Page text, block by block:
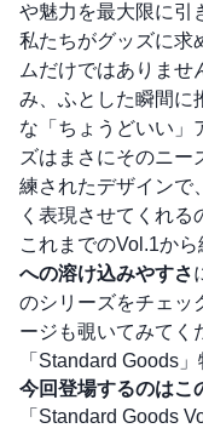
や魅力を最大限に引
私たちがグッズに求
ムだけではありませ
み、ふとした瞬間に
な「ちょうどいい」
ズはまさにそのニー
練されたデザインで
く表現させてくれる
これまでのVol.1か
への溶け込みやすさ
のシリーズをチェッ
ージも覗いてみてく
「Standard Goods
今回登場するのはこ
「Standard Goods